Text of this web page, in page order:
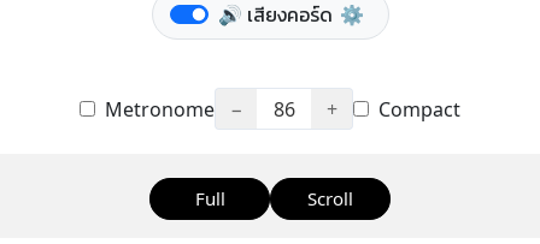
🔊 เสียงคอร์ด ⚙️
Metronome − 86 + Compact
Full Scroll